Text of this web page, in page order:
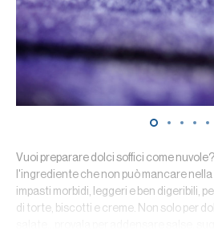
Vuoi preparare dolci soffici come
l'ingrediente che non può mancare
impasti morbidi, leggeri e ben digeribili,
di torte, biscotti e creme. Non solo per